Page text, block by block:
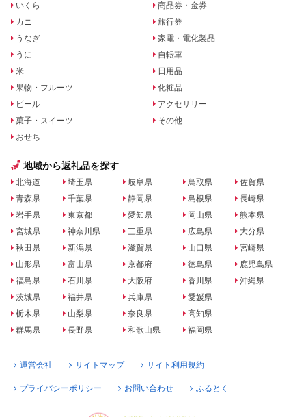
いくら
カニ
うなぎ
うに
米
果物・フルーツ
ビール
菓子・スイーツ
おせち
商品券・金券
旅行券
家電・電化製品
自転車
日用品
化粧品
アクセサリー
その他
地域から返礼品を探す
北海道
青森県
岩手県
宮城県
秋田県
山形県
福島県
茨城県
栃木県
群馬県
埼玉県
千葉県
東京都
神奈川県
新潟県
富山県
石川県
福井県
山梨県
長野県
岐阜県
静岡県
愛知県
三重県
滋賀県
京都府
大阪府
兵庫県
奈良県
和歌山県
鳥取県
島根県
岡山県
広島県
山口県
徳島県
香川県
愛媛県
高知県
福岡県
佐賀県
長崎県
熊本県
大分県
宮崎県
鹿児島県
沖縄県
運営会社 サイトマップ サイト利用規約
プライバシーポリシー お問い合わせ ふるとく